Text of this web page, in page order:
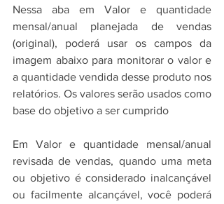
Nessa aba em Valor e quantidade
mensal/anual planejada de vendas
(original), poderá usar os campos da
imagem abaixo para monitorar o valor e
a quantidade vendida desse produto nos
relatórios. Os valores serão usados como
base do objetivo a ser cumprido
Em Valor e quantidade mensal/anual
revisada de vendas, quando uma meta
ou objetivo é considerado inalcançável
ou facilmente alcançável, você poderá